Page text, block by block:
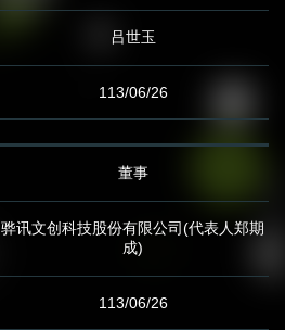
吕世玉
113/06/26
董事
骅讯文创科技股份有限公司(代表人郑期
成)
113/06/26